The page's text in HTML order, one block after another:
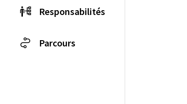
Responsabilités
Parcours